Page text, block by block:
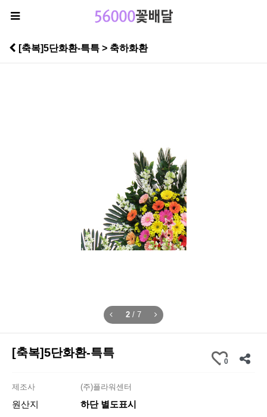
[축복]5단화환-특특 > 축하화환
2 / 7
[축복]5단화환-특특
0
제조사 (주)플라워센터
원산지 하단 별도표시